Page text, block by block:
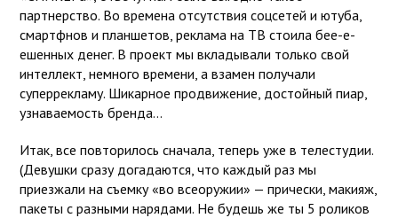
партнерство. Во времена отсутствия соцсетей и ютуба,
смартфнов и планшетов, реклама на ТВ стоила бее-е-
ешенных денег. В проект мы вкладывали только свой
интеллект, немного времени, а взамен получали
суперрекламу. Шикарное продвижение, достойный пиар,
узнаваемость бренда…
Итак, все повторилось сначала, теперь уже в телестудии.
(Девушки сразу догадаются, что каждый раз мы
приезжали на съемку «во всеоружии» — прически, макияж,
пакеты с разными нарядами. Не будешь же ты 5 роликов